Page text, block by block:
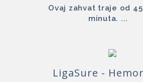
Ovaj zahvat traje od
minuta. ...
LigaSure -